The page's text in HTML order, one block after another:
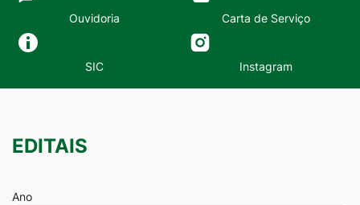
Ouvidoria Carta de Serviço
SIC Instagram
EDITAIS
Ano